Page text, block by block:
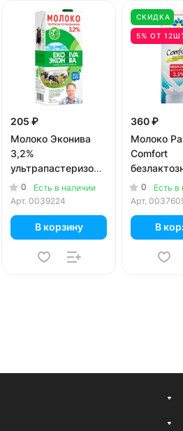
205 ₽
Молоко Эконива
3,2%
ультрапастеризованное
БЗМЖ 1 литр
0
Есть в наличии
Арт. 0039224
В корзину
СКИДКА
5% ОТ
360 ₽
Молоко
Сomfort
БЗМЖ 1
0
Есть в
Арт.
В